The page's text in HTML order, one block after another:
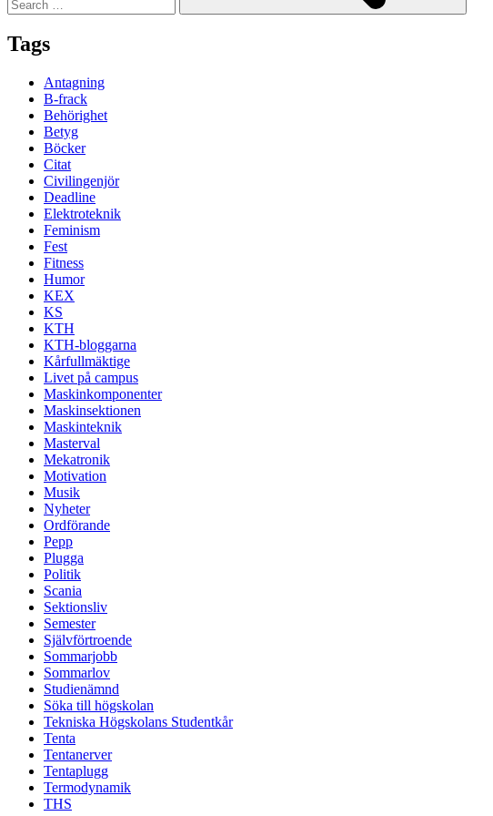
Tags
Antagning
B-frack
Behörighet
Betyg
Böcker
Citat
Civilingenjör
Deadline
Elektroteknik
Feminism
Fest
Fitness
Humor
KEX
KS
KTH
KTH-bloggarna
Kårfullmäktige
Livet på campus
Maskinkomponenter
Maskinsektionen
Maskinteknik
Masterval
Mekatronik
Motivation
Musik
Nyheter
Ordförande
Pepp
Plugga
Politik
Scania
Sektionsliv
Semester
Självförtroende
Sommarjobb
Sommarlov
Studienämnd
Söka till högskolan
Tekniska Högskolans Studentkår
Tenta
Tentanerver
Tentaplugg
Termodynamik
THS